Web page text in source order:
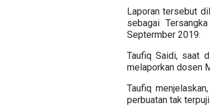
Laporan tersebut
sebagai
Septermber 2019.
Taufiq Saidi, saat
melaporkan dosen
Taufiq
perbuatan tak